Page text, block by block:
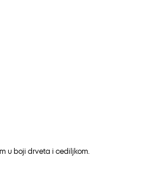
u boji drveta i cediljkom.